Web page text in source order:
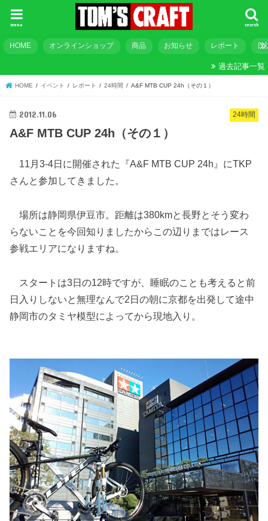
search
menu
HOME オンラインショップ 商品 お知らせ レポート 日
過去記事一覧
HOME イベント レポート 24時間 A&F MTB CUP 24h（その１）
24時間
2012.11.06
A&F MTB CUP 24h（その１）
11月3-4日に開催された『A&F MTB CUP 24h』にTKP
さんと参加してきました。
場所は静岡県伊豆市。距離は380kmと長野とそう変わ
らないことを今回知りましたからこの辺りまではレース
参戦エリアになりますね。
スタートは3日の12時ですが、睡眠のことも考えると前
日入りしないと無理なんで2日の朝に京都を出発して途中
静岡市のタミヤ模型によってから現地入り。